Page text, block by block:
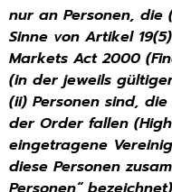
nur an Personen, die
Sinne von Artikel
Markets Act 2000
(in der jeweils
(ii) Personen sind,
der Order fallen
eingetragene
diese Personen